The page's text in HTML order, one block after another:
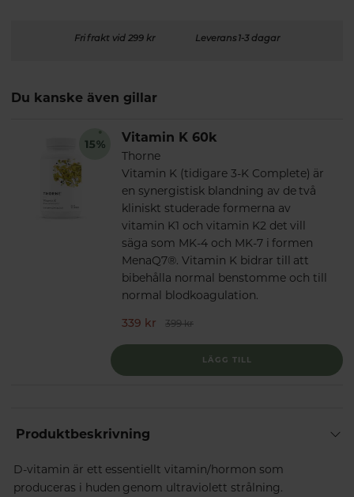
Fri frakt vid 299 kr Leverans 1-3 dagar
Du kanske även gillar
Vitamin K 60k
Thorne
Vitamin K (tidigare 3-K Complete) är
en synergistisk blandning av de två
kliniskt studerade formerna av
vitamin K1 och vitamin K2 det vill
säga som MK-4 och MK-7 i formen
MenaQ7®. Vitamin K bidrar till att
bibehålla normal benstomme och till
normal blodkoagulation.
339 kr
399 kr
LÄGG TILL
Produktbeskrivning
D-vitamin är ett essentiellt vitamin/hormon som
produceras i huden genom ultraviolett strålning.